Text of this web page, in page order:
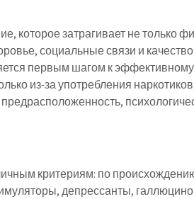
которое затрагивает не только
социальные связи и
первым шагом к
из-за употребления
критериям: по
депрессанты,